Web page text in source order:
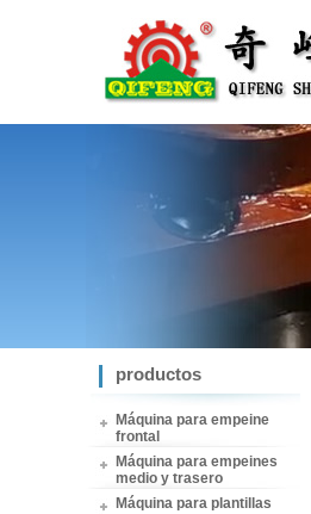
productos
Máquina para empeine
frontal
Máquina para empeines
medio y trasero
Máquina para plantillas